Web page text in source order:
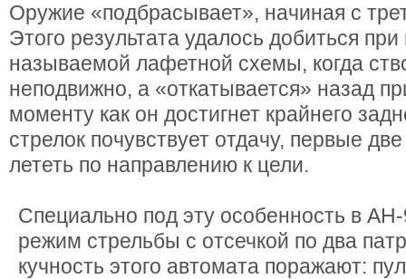
Оружие «подбрасывает», начиная с
Этого результата удалось добиться
называемой лафетной схемы, когда
неподвижно, а «откатывается» назад
моменту как он достигнет крайнего
стрелок почувствует отдачу, первые
лететь по направлению к цели.
Специально под эту особенность в
режим стрельбы с отсечкой по два
кучность этого автомата поражают: